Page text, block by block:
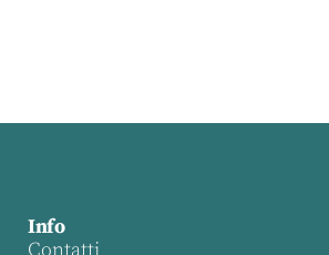
Info
Contatti